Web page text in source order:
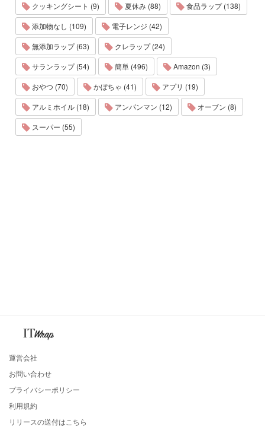
クッキングシート (9)
夏休み (88)
食品ラップ (138)
添加物なし (109)
電子レンジ (42)
無添加ラップ (63)
クレラップ (24)
サランラップ (54)
簡単 (496)
Amazon (3)
おやつ (70)
かぼちゃ (41)
アプリ (19)
アルミホイル (18)
アンパンマン (12)
オーブン (8)
スーパー (55)
運営会社
お問い合わせ
プライバシーポリシー
利用規約
リリースの送付はこちら